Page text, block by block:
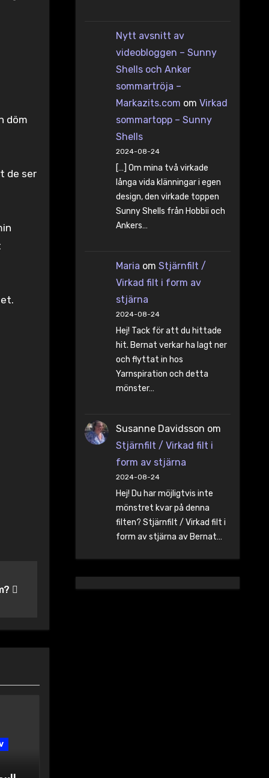
döm
de ser
Nytt avsnitt av
videobloggen – Sunny
Shells och Anker
sommartröja –
Markazits.com om Virkad
sommartopp – Sunny
Shells
2024-08-24
[…] Om mina två virkade
långa vida klänningar i egen
design, den virkade toppen
Sunny Shells från Hobbii och
Ankers…
Maria om Stjärnfilt /
Virkad filt i form av
stjärna
2024-08-24
Hej! Tack för att du hittade
hit. Bernat verkar ha lagt ner
och flyttat in hos
Yarnspiration och detta
mönster…
Susanne Davidsson om
Stjärnfilt / Virkad filt i
form av stjärna
2024-08-24
Hej! Du har möjligtvis inte
mönstret kvar på denna
filten? Stjärnfilt / Virkad filt i
form av stjärna av Bernat…